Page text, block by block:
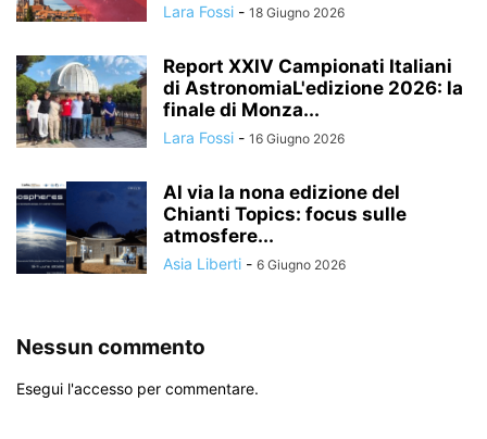
Lara Fossi - 18 Giugno 2026
Report XXIV Campionati Italiani
di AstronomiaL'edizione 2026: la
finale di Monza...
Lara Fossi - 16 Giugno 2026
Al via la nona edizione del
Chianti Topics: focus sulle
atmosfere...
Asia Liberti - 6 Giugno 2026
Nessun commento
Esegui l'accesso per commentare.